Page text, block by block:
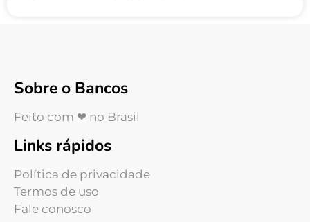
Sobre o Bancos
Feito com ❤ no Brasil
Links rápidos
Política de privacidade
Termos de uso
Fale conosco